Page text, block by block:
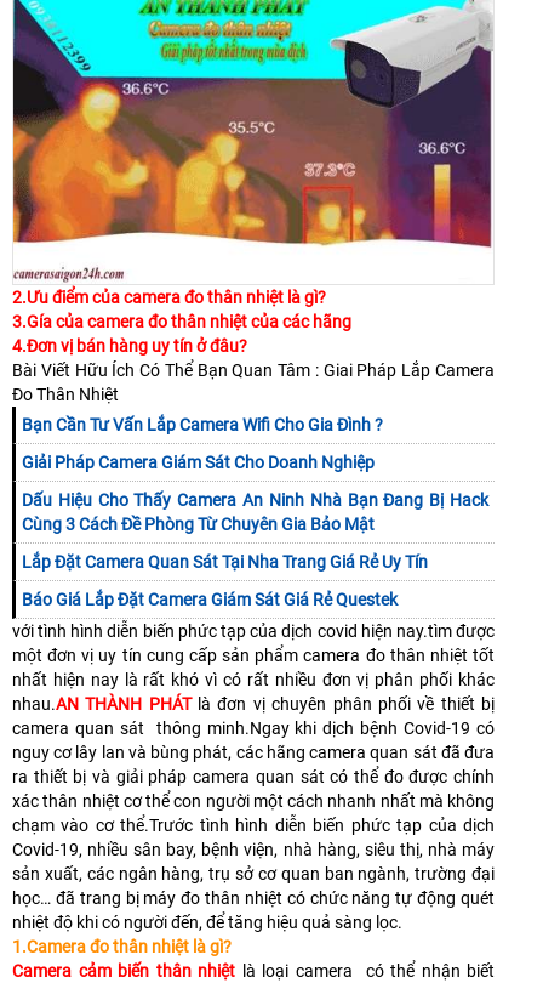
2.Ưu điểm của camera đo thân nhiệt là gì?
3.Gía của camera đo thân nhiệt của các hãng
4.Đơn vị bán hàng uy tín ở đâu?
Bài Viết Hữu Ích Có Thể Bạn Quan Tâm : Giai Pháp Lắp Camera
Đo Thân Nhiệt
Bạn Cần Tư Vấn Lắp Camera Wifi Cho Gia Đình ?
Giải Pháp Camera Giám Sát Cho Doanh Nghiệp
Dấu Hiệu Cho Thấy Camera An Ninh Nhà Bạn Đang Bị Hack
Cùng 3 Cách Đề Phòng Từ Chuyên Gia Bảo Mật
Lắp Đặt Camera Quan Sát Tại Nha Trang Giá Rẻ Uy Tín
Báo Giá Lắp Đặt Camera Giám Sát Giá Rẻ Questek
với tình hình diễn biến phức tạp của dịch covid hiện nay.tìm được
một đơn vị uy tín cung cấp sản phẩm camera đo thân nhiệt tốt
nhất hiện nay là rất khó vì có rất nhiều đơn vị phân phối khác
nhau.AN THÀNH PHÁTlà đơn vị chuyên phân phối về thiết bị
camera quan sát thông minh.Ngay khi dịch bệnh Covid-19 có
nguy cơ lây lan và bùng phát, các hãng camera quan sát đã đưa
ra thiết bị và giải pháp camera quan sát có thể đo được chính
xác thân nhiệt cơ thể con người một cách nhanh nhất mà không
chạm vào cơ thể.Trước tình hình diễn biến phức tạp của dịch
Covid-19, nhiều sân bay, bệnh viện, nhà hàng, siêu thị, nhà máy
sản xuất, các ngân hàng, trụ sở cơ quan ban ngành, trường đại
học… đã trang bị máy đo thân nhiệt có chức năng tự động quét
nhiệt độ khi có người đến, để tăng hiệu quả sàng lọc.
1.Camera đo thân nhiệt là gì?
Camera cảm biến thân nhiệt là loại camera có thể nhận biết